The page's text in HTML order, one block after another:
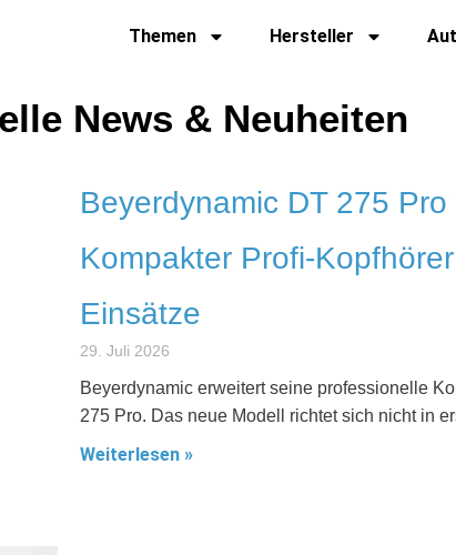
Themen Hersteller
News & Neuheiten
Beyerdynamic DT 275
Kompakter Profi-
Einsätze
29. Juli 2026
Beyerdynamic erweitert seine professionelle
275 Pro. Das neue Modell richtet sich nicht in
Weiterlesen »